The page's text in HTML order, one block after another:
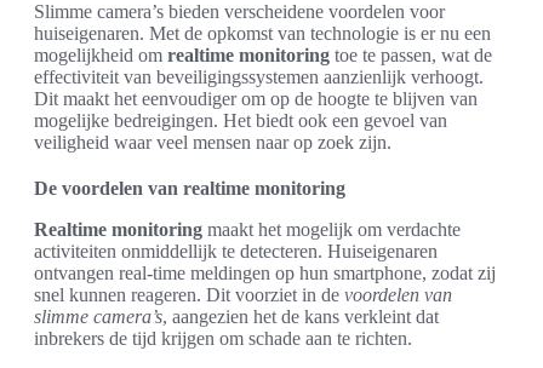
Slimme camera’s bieden verscheidene voordelen voor
huiseigenaren. Met de opkomst van technologie is er nu een
mogelijkheid om realtime monitoring toe te passen, wat de
effectiviteit van beveiligingssystemen aanzienlijk verhoogt.
Dit maakt het eenvoudiger om op de hoogte te blijven van
mogelijke bedreigingen. Het biedt ook een gevoel van
veiligheid waar veel mensen naar op zoek zijn.
De voordelen van realtime monitoring
Realtime monitoring maakt het mogelijk om verdachte
activiteiten onmiddellijk te detecteren. Huiseigenaren
ontvangen real-time meldingen op hun smartphone, zodat zij
snel kunnen reageren. Dit voorziet in de voordelen van
slimme camera’s, aangezien het de kans verkleint dat
inbrekers de tijd krijgen om schade aan te richten.